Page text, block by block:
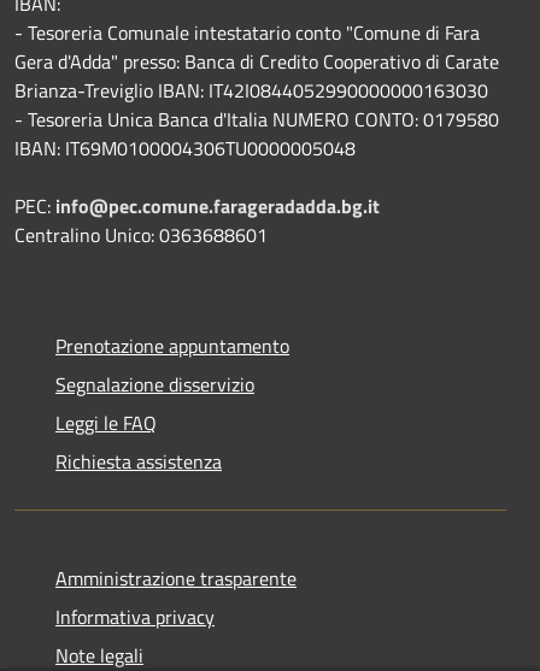
- Tesoreria Comunale intestatario conto "Comune di Fara
Gera d'Adda" presso: Banca di Credito Cooperativo di Carate
Brianza-Treviglio IBAN: IT42I0844052990000000163030
- Tesoreria Unica Banca d'Italia NUMERO CONTO: 0179580
IBAN: IT69M0100004306TU0000005048
PEC: info@pec.comune.farageradadda.bg.it
Centralino Unico: 0363688601
Prenotazione appuntamento
Segnalazione disservizio
Leggi le FAQ
Richiesta assistenza
Amministrazione trasparente
Informativa privacy
Note legali